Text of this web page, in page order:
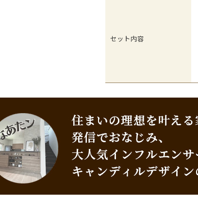
セット内容